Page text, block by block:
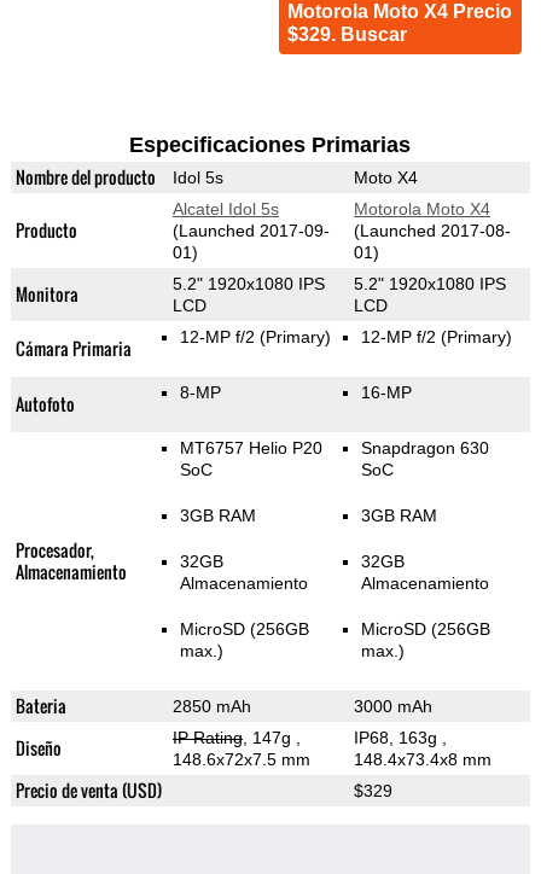
Motorola Moto X4 Precio
$329. Buscar
Especificaciones Primarias
Nombre del producto Idol 5s Moto X4
Producto
Alcatel Idol 5s
(Launched 2017-09-
01)
Motorola Moto X4
(Launched 2017-08-
01)
Monitora
5.2" 1920x1080 IPS
LCD
5.2" 1920x1080 IPS
LCD
Cámara Primaria 12-MP f/2 (Primary) 12-MP f/2 (Primary)
Autofoto 8-MP 16-MP
Procesador,
Almacenamiento
MT6757 Helio P20
SoC
3GB RAM
32GB
Almacenamiento
MicroSD (256GB
max.)
Snapdragon 630
SoC
3GB RAM
32GB
Almacenamiento
MicroSD (256GB
max.)
Bateria 2850 mAh 3000 mAh
Diseño IP Rating, 147g
148.6x72x7.5 mm
IP68, 163g
148.4x73.4x8 mm
Precio de venta (USD) $329